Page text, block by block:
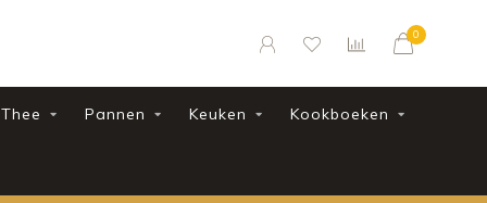
0
Thee Pannen Keuken Kookboeken